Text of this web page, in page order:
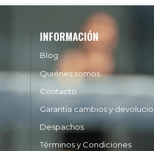
INFORMACIÓN
Blog
Quiénes somos
Contacto
Garantía cambios y
Despachos
Términos y Condiciones